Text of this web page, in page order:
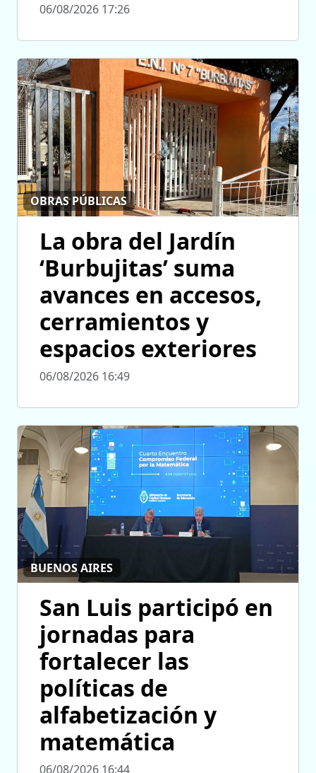
06/08/2026 17:26
OBRAS PÚBLICAS
La obra del Jardín
‘Burbujitas’ suma
avances en accesos,
cerramientos y
espacios exteriores
06/08/2026 16:49
BUENOS AIRES
San Luis participó en
jornadas para
fortalecer las
políticas de
alfabetización y
matemática
06/08/2026 16:44